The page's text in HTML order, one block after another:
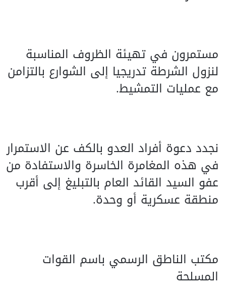
مستمرون في تهيئة الظروف المناسبة
لنزول الشرطة تدريجيا إلى الشوارع بالتزامن
مع عمليات التمشيط.
نجدد دعوة أفراد العدو بالكف عن الاستمرار
في هذه المغامرة الخاسرة والاستفادة من
عفو السيد القائد العام بالتبليغ إلى أقرب
منطقة عسكرية أو وحدة.
مكتب الناطق الرسمي باسم القوات
المسلحة